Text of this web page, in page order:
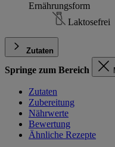
Ernährungsform
Laktosefrei
Zutaten
Springe zum Bereich
Zutaten
Zubereitung
Nährwerte
Bewertung
Ähnliche Rezepte